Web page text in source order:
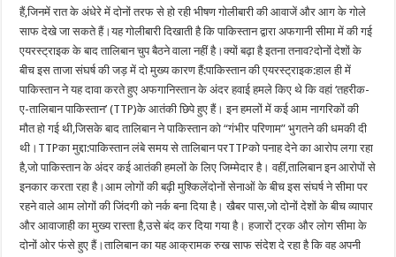
हैं,जिनमें रात के अंधेरे में दोनों तरफ से हो रही भीषण गोलीबारी की आवाजें और आग के गोले
साफ देखे जा सकते हैं।यह गोलीबारी दिखाती है कि पाकिस्तान द्वारा अफगानी सीमा में की गई
एयरस्ट्राइक के बाद तालिबान चुप बैठने वाला नहीं है।क्यों बढ़ा है इतना तनाव?दोनों देशों के
बीच इस ताजा संघर्ष की जड़ में दो मुख्य कारण हैं:पाकिस्तान की एयरस्ट्राइक:हाल ही में
पाकिस्तान ने यह दावा करते हुए अफगानिस्तान के अंदर हवाई हमले किए थे कि वहां ‘तहरीक-
ए-तालिबान पाकिस्तान’ (TTP)के आतंकी छिपे हुए हैं। इन हमलों में कई आम नागरिकों की
मौत हो गई थी,जिसके बाद तालिबान ने पाकिस्तान को “गंभीर परिणाम” भुगतने की धमकी दी
थी।TTPका मुद्दा:पाकिस्तान लंबे समय से तालिबान परTTPको पनाह देने का आरोप लगा रहा
है,जो पाकिस्तान के अंदर कई आतंकी हमलों के लिए जिम्मेदार है। वहीं,तालिबान इन आरोपों से
इनकार करता रहा है।आम लोगों की बढ़ी मुश्किलेंदोनों सेनाओं के बीच इस संघर्ष ने सीमा पर
रहने वाले आम लोगों की जिंदगी को नर्क बना दिया है। खैबर पास,जो दोनों देशों के बीच व्यापार
और आवाजाही का मुख्य रास्ता है,उसे बंद कर दिया गया है। हजारों ट्रक और लोग सीमा के
दोनों ओर फंसे हुए हैं।तालिबान का यह आक्रामक रुख साफ संदेश दे रहा है कि वह अपनी